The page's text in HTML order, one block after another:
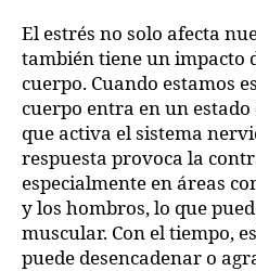
El estrés no solo afecta
también tiene un impacto
cuerpo. Cuando estamos
cuerpo entra en un
que activa el sistema
respuesta provoca la
especialmente en áreas
y los hombros, lo que
muscular. Con el tiempo,
puede desencadenar o